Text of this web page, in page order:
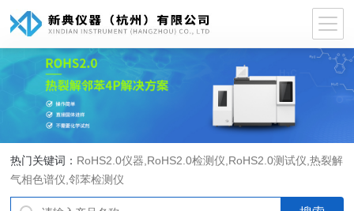
热门关键词： RoHS2.0仪器 RoHS2.0检测仪 RoHS2.0测试仪 ,热裂解
气相色谱仪 ,邻苯检测仪